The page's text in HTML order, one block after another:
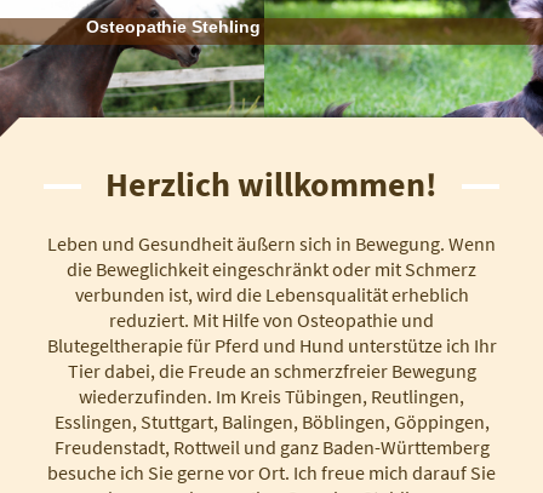
Osteopathie Stehling
Herzlich willkommen!
Leben und Gesundheit äußern sich in Bewegung. Wenn
die Beweglichkeit eingeschränkt oder mit Schmerz
verbunden ist, wird die Lebensqualität erheblich
reduziert. Mit Hilfe von Osteopathie und
Blutegeltherapie für Pferd und Hund unterstütze ich Ihr
Tier dabei, die Freude an schmerzfreier Bewegung
wiederzufinden. Im Kreis Tübingen, Reutlingen,
Esslingen, Stuttgart, Balingen, Böblingen, Göppingen,
Freudenstadt, Rottweil und ganz Baden-Württemberg
besuche ich Sie gerne vor Ort. Ich freue mich darauf Sie